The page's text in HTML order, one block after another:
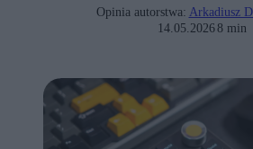
Opinia autorstwa: Arkadiusz
14.05.20268 min